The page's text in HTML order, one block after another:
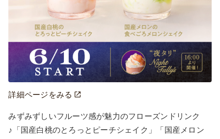
詳細ページをみる
みずみずしいフルーツ感が魅力のフローズンドリンク
♪「国産白桃のとろっとピーチシェイク」「国産メロン